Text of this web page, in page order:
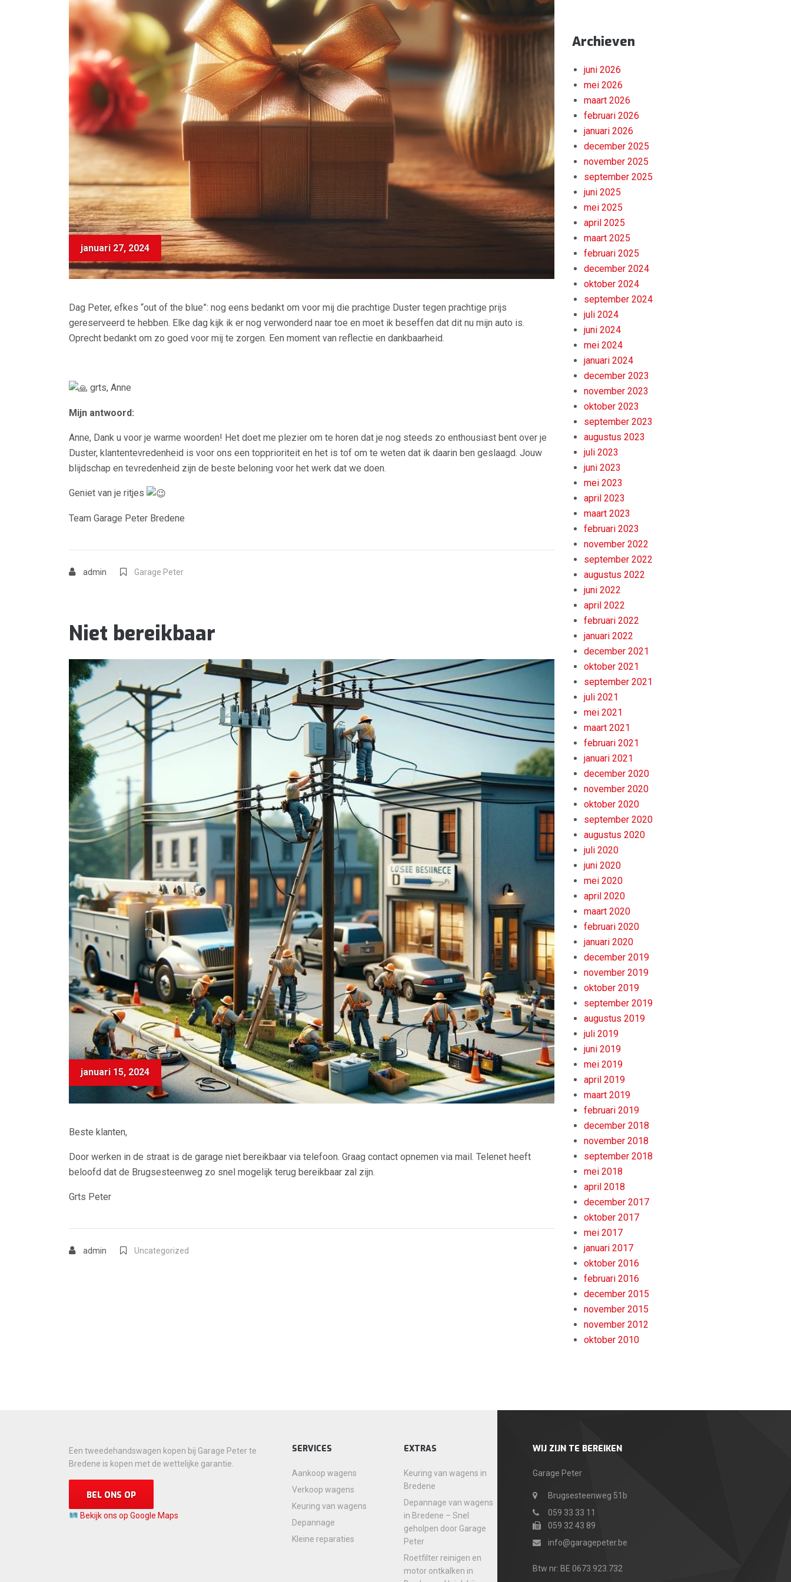
januari 27, 2024
Dag Peter, efkes “out of the blue”: nog eens bedankt om voor mij die prachtige Duster tegen prachtige prijs
gereserveerd te hebben. Elke dag kijk ik er nog verwonderd naar toe en moet ik beseffen dat dit nu mijn auto is.
Oprecht bedankt om zo goed voor mij te zorgen. Een moment van reflectie en dankbaarheid.
grts, Anne
Mijn antwoord:
Anne, Dank u voor je warme woorden! Het doet me plezier om te horen dat je nog steeds zo enthousiast bent over je
Duster, klantentevredenheid is voor ons een topprioriteit en het is tof om te weten dat ik daarin ben geslaagd. Jouw
blijdschap en tevredenheid zijn de beste beloning voor het werk dat we doen.
Geniet van je ritjes
Team Garage Peter Bredene
admin Garage Peter
Niet bereikbaar
januari 15, 2024
Beste klanten,
Door werken in de straat is de garage niet bereikbaar via telefoon. Graag contact opnemen via mail. Telenet heeft
beloofd dat de Brugsesteenweg zo snel mogelijk terug bereikbaar zal zijn.
Grts Peter
admin Uncategorized
Archieven
juni 2026
mei 2026
maart 2026
februari 2026
januari 2026
december 2025
november 2025
september 2025
juni 2025
mei 2025
april 2025
maart 2025
februari 2025
december 2024
oktober 2024
september 2024
juli 2024
juni 2024
mei 2024
januari 2024
december 2023
november 2023
oktober 2023
september 2023
augustus 2023
juli 2023
juni 2023
mei 2023
april 2023
maart 2023
februari 2023
november 2022
september 2022
augustus 2022
juni 2022
april 2022
februari 2022
januari 2022
december 2021
oktober 2021
september 2021
juli 2021
mei 2021
maart 2021
februari 2021
januari 2021
december 2020
november 2020
oktober 2020
september 2020
augustus 2020
juli 2020
juni 2020
mei 2020
april 2020
maart 2020
februari 2020
januari 2020
december 2019
november 2019
oktober 2019
september 2019
augustus 2019
juli 2019
juni 2019
mei 2019
april 2019
maart 2019
februari 2019
december 2018
november 2018
september 2018
mei 2018
april 2018
december 2017
oktober 2017
mei 2017
januari 2017
oktober 2016
februari 2016
december 2015
november 2015
november 2012
oktober 2010
WIJ ZIJN TE BEREIKEN
Garage Peter
Brugsesteenweg 51b
059 33 33 11
059 32 43 89
info@garagepeter.be
Btw nr: BE 0673.923.732
Een tweedehandswagen kopen bij Garage Peter te
Bredene is kopen met de wettelijke garantie.
BEL ONS OP
Bekijk ons op Google Maps
SERVICES
Aankoop wagens
Verkoop wagens
Keuring van wagens
Depannage
Kleine reparaties
EXTRAS
Keuring van wagens in
Bredene
Depannage van wagens
in Bredene – Snel
geholpen door Garage
Peter
Roetfilter reinigen en
motor ontkalken in